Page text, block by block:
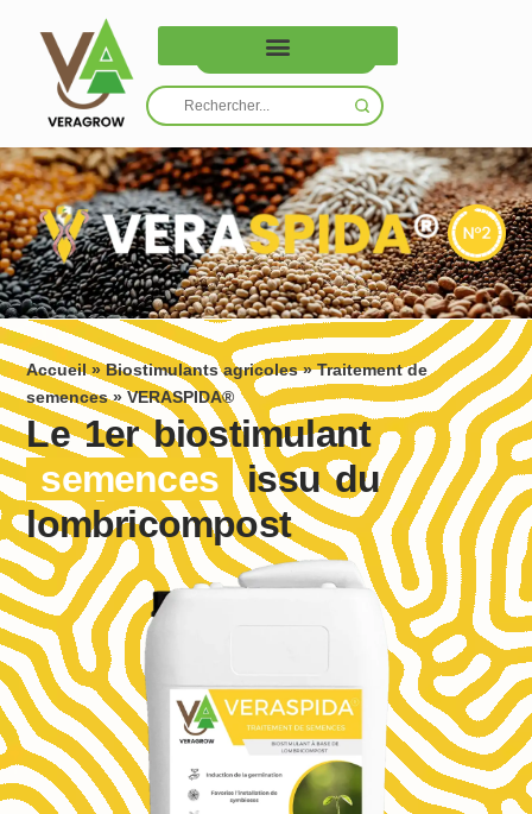
Nous contacter
Accueil »Biostimulants agricoles»Traitement de
semences»VERASPIDA®
Le 1er biostimulant
semences issu du
lombricompost